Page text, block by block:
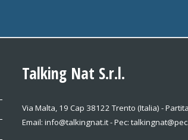
Talking Nat S.r.l.
Via Malta, 19 Cap 38122 Trento (Italia) -
Email: info@talkingnat.it - Pec: